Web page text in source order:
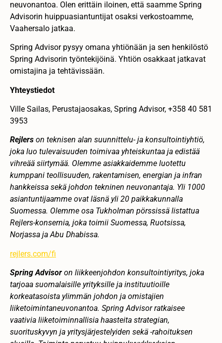
neuvonantoa. Olen erittäin iloinen, että saamme Spring
Advisorin huippuasiantuntijat osaksi verkostoamme,
Vaahersalo jatkaa.
Spring Advisor pysyy omana yhtiönään ja sen henkilöstö
Spring Advisorin työntekijöinä. Yhtiön osakkaat jatkavat
omistajina ja tehtävissään.
Yhteystiedot
Ville Sailas, Perustajaosakas, Spring Advisor, +358 40 581
3953
Rejlers on teknisen alan suunnittelu- ja konsultointiyhtiö,
joka luo tulevaisuuden toimivaa yhteiskuntaa ja edistää
vihreää siirtymää. Olemme asiakkaidemme luotettu
kumppani teollisuuden, rakentamisen, energian ja infran
hankkeissa sekä johdon tekninen neuvonantaja. Yli 1000
asiantuntijaamme ovat läsnä yli 20 paikkakunnalla
Suomessa. Olemme osa Tukholman pörssissä listattua
Rejlers-konsernia, joka toimii Suomessa, Ruotsissa,
Norjassa ja Abu Dhabissa.
rejlers.com/fi
Spring Advisor on liikkeenjohdon konsultointiyritys, joka
tarjoaa suomalaisille yrityksille ja instituutioille
korkeatasoista ylimmän johdon ja omistajien
liiketoimintaneuvonantoa. Spring Advisor ratkaisee
vaativia liiketoiminnallisia haasteita strategian,
suorituskyvyn ja yritysjärjestelyiden sekä -rahoituksen